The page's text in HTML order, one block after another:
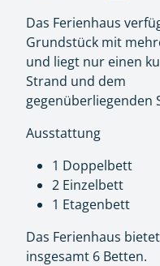
Das Ferienhaus
Grundstück mit
und liegt nur einen
Strand und dem
gegenüberliegenden
Ausstattung
1 Doppelbett
2 Einzelbett
1 Etagenbett
Das Ferienhaus
insgesamt 6 Betten.